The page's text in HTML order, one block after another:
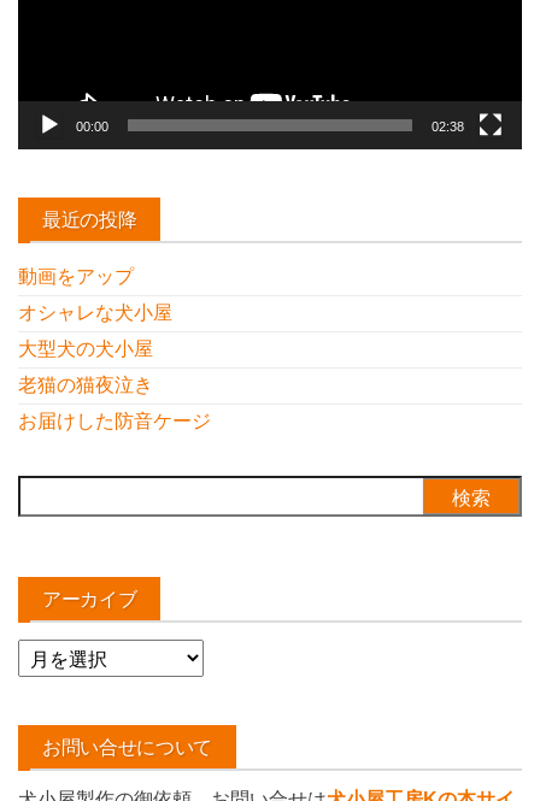
00:00 02:38
最近の投降
動画をアップ
オシャレな犬小屋
大型犬の犬小屋
老猫の猫夜泣き
お届けした防音ケージ
索:
アーカイブ
ア
ー
イ
お問い合せについて